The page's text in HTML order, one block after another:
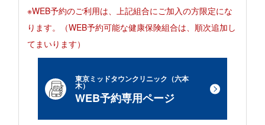
※WEB予約のご利用は、上記組合にご加入の方限定にな
ります。（WEB予約可能な健康保険組合は、順次追加し
てまいります）
東京ミッドタウンクリニック（六本
木）
WEB予約専用ページ